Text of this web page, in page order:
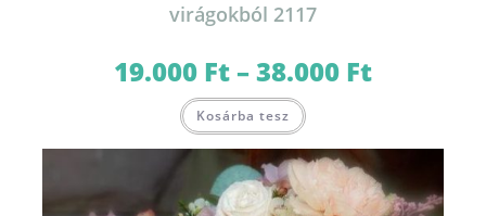
virágokból 2117
19.000 Ft–38.000 Ft19.000 Ft
Kosárba tesz a
több
variációja
van.
A
változatok